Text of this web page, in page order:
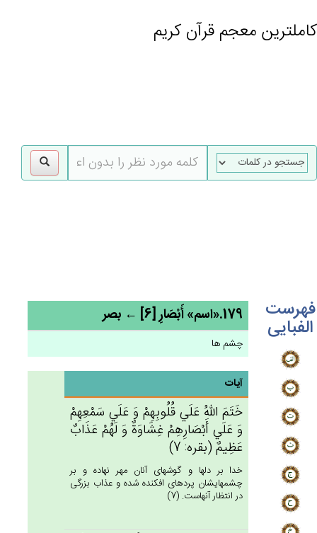
کاملترین معجم قرآن کریم
فهرست
الفبایی 179.«اسم» أَبْصَارِ [6] ← بصر
چشم ها
آیات
خَتَم‌َ الله‌ُ عَلَي‌ قُلُوبِهِم‌ْ وَ عَلَي‌ سَمْعِهِم‌ْ
وَ عَلَي‌ أَبْصَارِهِم‌ْ غِشَاوَة‌ٌ وَ لَهُم‌ْ عَذَاب‌ٌ
عَظِيم‌ٌ (بقره: 7)
خدا بر دلها و گوشهاى آنان مهر نهاده و بر
چشمهايشان پرده‏اى افكنده شده و عذاب بزرگى
در انتظار آنهاست. (7)